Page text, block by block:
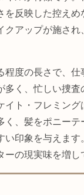
を反映した控えめ
クアップが施さ
程度の長さで、仕
多く、忙しい捜
イト・フレミング
く、髪をポニーテ
い印象を与えま
ーの現実味を増し